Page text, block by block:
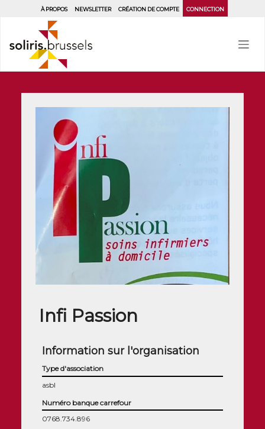
À PROPOS NEWSLETTER CRÉATION DE COMPTE CONNECTION
Infi Passion
Information sur l'organisation
Type d'association
asbl
Numéro banque carrefour
0768.734.896